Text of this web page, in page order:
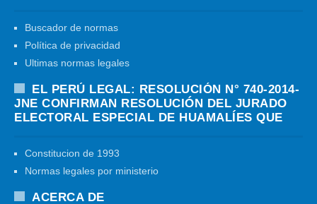
Buscador de normas
Política de privacidad
Ultimas normas legales
EL PERÚ LEGAL: RESOLUCIÓN N° 740-2014-
JNE CONFIRMAN RESOLUCIÓN DEL JURADO
ELECTORAL ESPECIAL DE HUAMALÍES QUE
Constitucion de 1993
Normas legales por ministerio
ACERCA DE